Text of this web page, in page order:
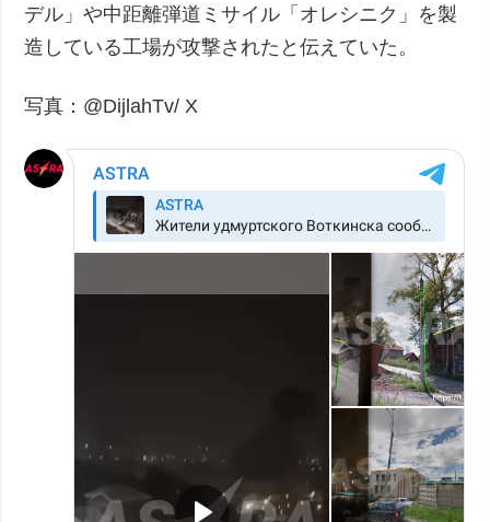
デル」や中距離弾道ミサイル「オレシニク」を製
造している工場が攻撃されたと伝えていた。
写真：@DijlahTv/ X